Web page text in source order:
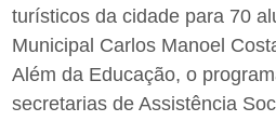
turísticos da cidade para 70
Municipal Carlos Manoel
Além da Educação, o
secretarias de Assistência